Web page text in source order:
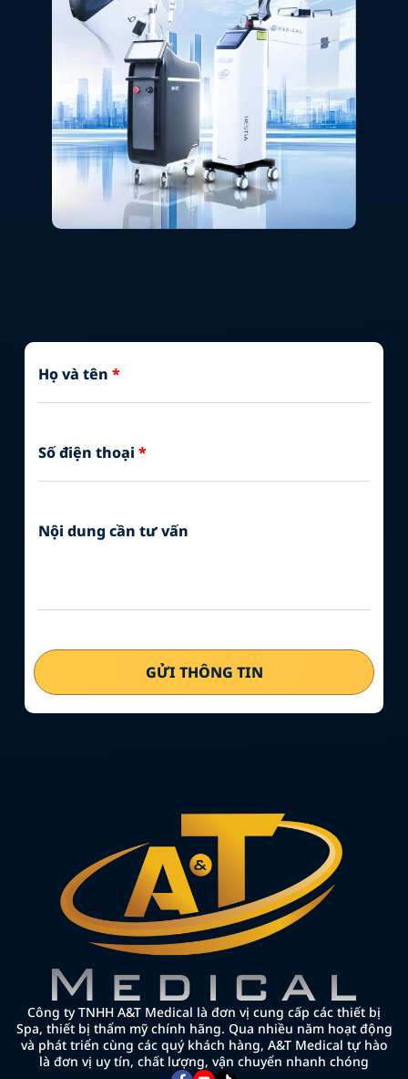
Họ và tên *
Số điện thoại *
Nội dung cần tư vấn
GỬI THÔNG TIN
Công ty TNHH A&T Medical là đơn vị cung cấp các thiết bị
Spa, thiết bị thẩm mỹ chính hãng. Qua nhiều năm hoạt động
và phát triển cùng các quý khách hàng, A&T Medical tự hào
là đơn vị uy tín, chất lượng, vận chuyển nhanh chóng